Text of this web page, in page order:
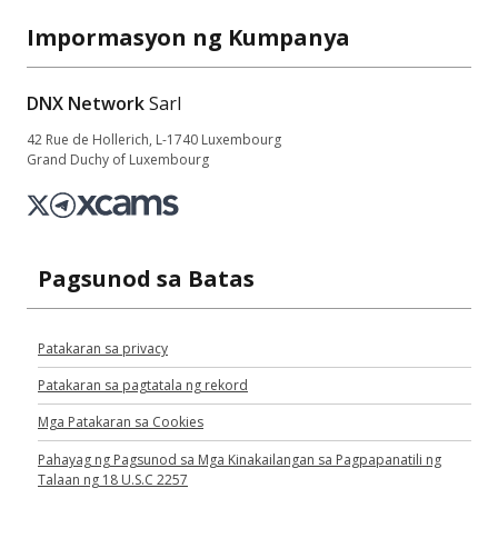
Impormasyon ng Kumpanya
DNX NetworkSarl
42 Rue de Hollerich, L-1740 Luxembourg
Grand Duchy of Luxembourg
Pagsunod sa Batas
Patakaran sa privacy
Patakaran sa pagtatala ng rekord
Mga Patakaran sa Cookies
Pahayag ng Pagsunod sa Mga Kinakailangan sa Pagpapanatili ng
Talaan ng 18 U.S.C 2257